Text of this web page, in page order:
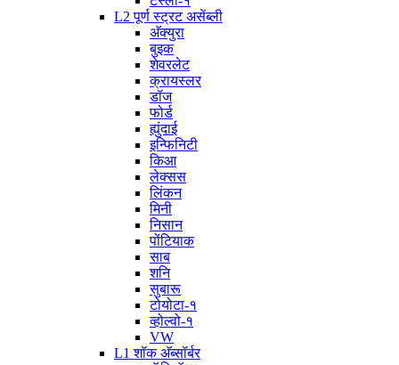
L2 पूर्ण स्ट्रट असेंब्ली
अ‍ॅक्युरा
बुइक
शेवरलेट
क्रायस्लर
डॉज
फोर्ड
ह्युंदाई
इन्फिनिटी
किआ
लेक्सस
लिंकन
मिनी
निसान
पोंटियाक
साब
शनि
सुबारू
टोयोटा-१
व्होल्वो-१
VW
L1 शॉक अ‍ॅब्सॉर्बर